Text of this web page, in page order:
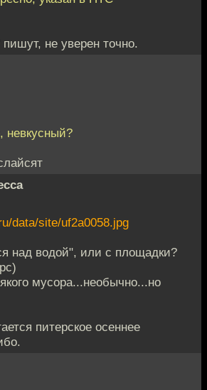
не уверен точно.
невкусный?
data/site/uf2a0058.jpg
над водой", или с площадки?
мусора...необычно...но
питерское осеннее